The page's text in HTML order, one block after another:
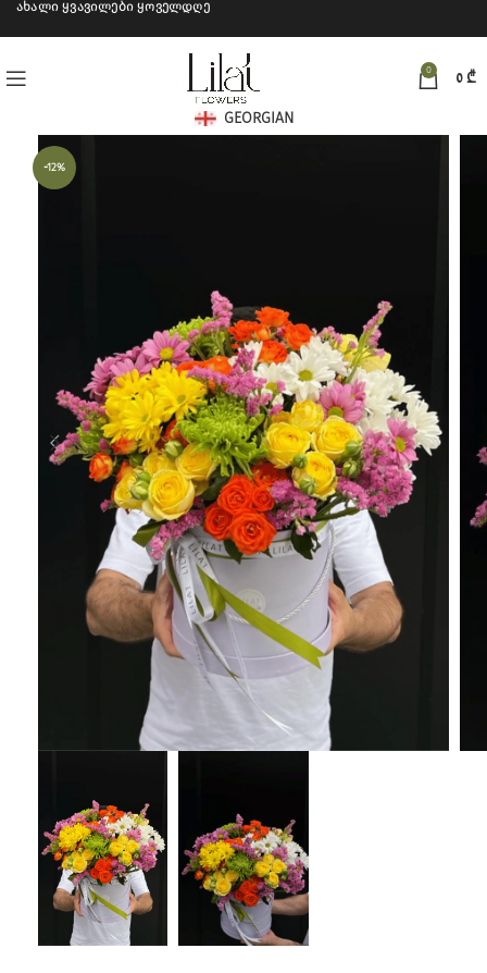
ახალი ყვავილები ყოველდღე
0
0 ₾
GEORGIAN
-12%